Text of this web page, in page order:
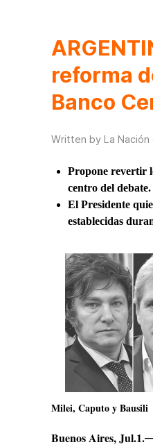
reforma
Banco
Written by La Nación
Propone revertir
centro del debate.
El Presidente
establecidas
Milei, Caputo y Bausili
Buenos Aires, Jul.1.